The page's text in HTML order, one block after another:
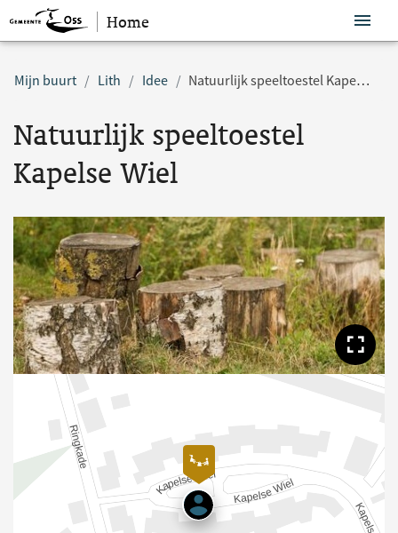
Sla navigatie over
Home
Mijn buurt Lith Idee Natuurlijk speeltoestel Kapelse Wiel
Natuurlijk speeltoestel
Kapelse Wiel